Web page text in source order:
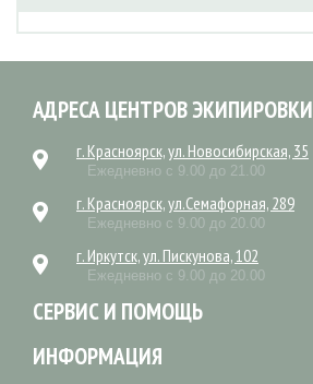
АДРЕСА ЦЕНТРОВ ЭКИПИРОВКИ
г. Красноярск, ул. Новосибирская, 35
Ежедневно с 9.00 до 21.00
г. Красноярск, ул.Семафорная, 289
Ежедневно с 9.00 до 20.00
г. Иркутск, ул. Пискунова, 102
Ежедневно с 9.00 до 20.00
СЕРВИС И ПОМОЩЬ
ИНФОРМАЦИЯ